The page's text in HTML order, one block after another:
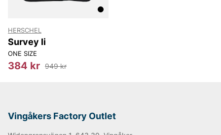
HERSCHEL
Survey Ii
ONE SIZE
384 kr 949 kr
Vingåkers Factory Outlet